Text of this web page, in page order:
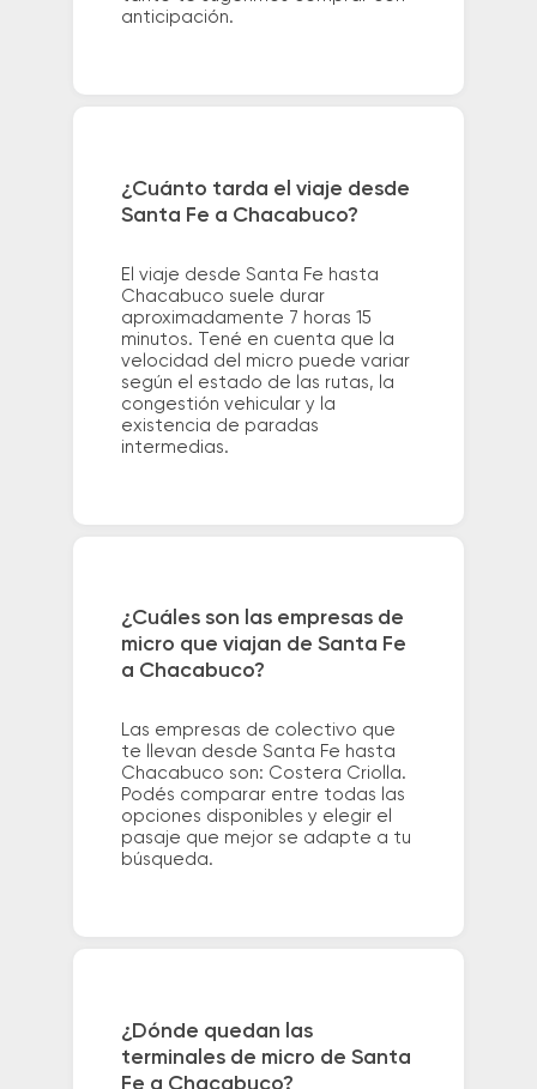
anticipación.
¿Cuánto tarda el viaje desde
Santa Fe a Chacabuco?
El viaje desde Santa Fe hasta
Chacabuco suele durar
aproximadamente 7 horas 15
minutos. Tené en cuenta que la
velocidad del micro puede variar
según el estado de las rutas, la
congestión vehicular y la
existencia de paradas
intermedias.
¿Cuáles son las empresas de
micro que viajan de Santa Fe
a Chacabuco?
Las empresas de colectivo que
te llevan desde Santa Fe hasta
Chacabuco son: Costera Criolla.
Podés comparar entre todas las
opciones disponibles y elegir el
pasaje que mejor se adapte a tu
búsqueda.
¿Dónde quedan las
terminales de micro de Santa
Fe a Chacabuco?